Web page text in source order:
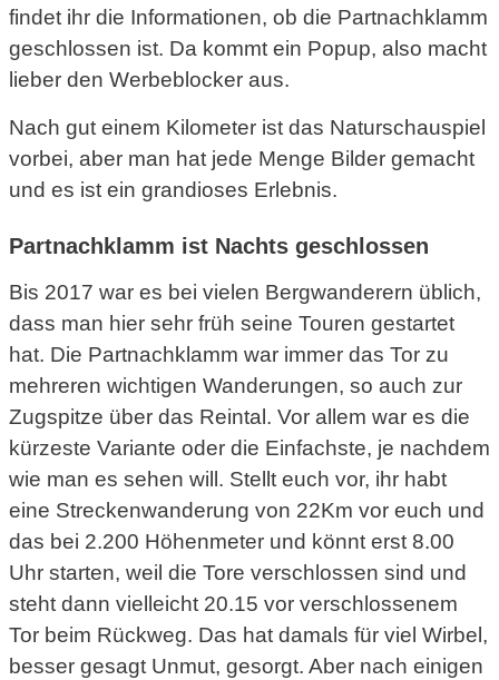
findet ihr die Informationen, ob die Partnachklamm
geschlossen ist. Da kommt ein Popup, also macht
lieber den Werbeblocker aus.
Nach gut einem Kilometer ist das Naturschauspiel
vorbei, aber man hat jede Menge Bilder gemacht
und es ist ein grandioses Erlebnis.
Partnachklamm ist Nachts geschlossen
Bis 2017 war es bei vielen Bergwanderern üblich,
dass man hier sehr früh seine Touren gestartet
hat. Die Partnachklamm war immer das Tor zu
mehreren wichtigen Wanderungen, so auch zur
Zugspitze über das Reintal. Vor allem war es die
kürzeste Variante oder die Einfachste, je nachdem
wie man es sehen will. Stellt euch vor, ihr habt
eine Streckenwanderung von 22Km vor euch und
das bei 2.200 Höhenmeter und könnt erst 8.00
Uhr starten, weil die Tore verschlossen sind und
steht dann vielleicht 20.15 vor verschlossenem
Tor beim Rückweg. Das hat damals für viel Wirbel,
besser gesagt Unmut, gesorgt. Aber nach einigen